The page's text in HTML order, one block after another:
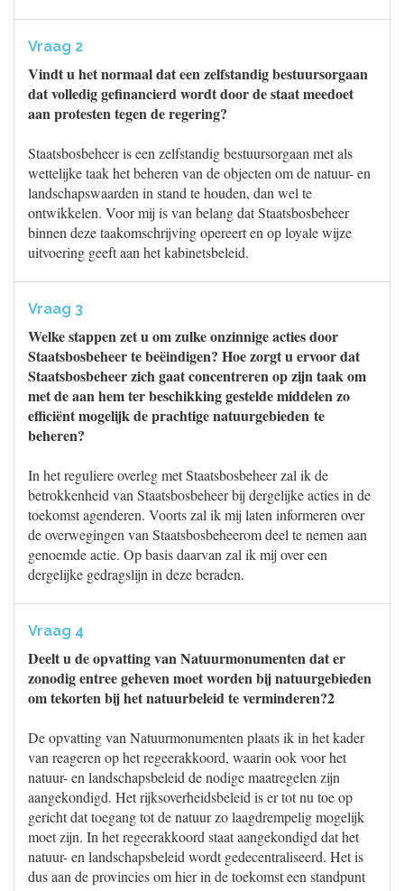
Vraag 2
Vindt u het normaal dat een zelfstandig bestuursorgaan
dat volledig gefinancierd wordt door de staat meedoet
aan protesten tegen de regering?
Staatsbosbeheer is een zelfstandig bestuursorgaan met als
wettelijke taak het beheren van de objecten om de natuur- en
landschapswaarden in stand te houden, dan wel te
ontwikkelen. Voor mij is van belang dat Staatsbosbeheer
binnen deze taakomschrijving opereert en op loyale wijze
uitvoering geeft aan het kabinetsbeleid.
Vraag 3
Welke stappen zet u om zulke onzinnige acties door
Staatsbosbeheer te beëindigen? Hoe zorgt u ervoor dat
Staatsbosbeheer zich gaat concentreren op zijn taak om
met de aan hem ter beschikking gestelde middelen zo
efficiënt mogelijk de prachtige natuurgebieden te
beheren?
In het reguliere overleg met Staatsbosbeheer zal ik de
betrokkenheid van Staatsbosbeheer bij dergelijke acties in de
toekomst agenderen. Voorts zal ik mij laten informeren over
de overwegingen van Staatsbosbeheerom deel te nemen aan
genoemde actie. Op basis daarvan zal ik mij over een
dergelijke gedragslijn in deze beraden.
Vraag 4
Deelt u de opvatting van Natuurmonumenten dat er
zonodig entree geheven moet worden bij natuurgebieden
om tekorten bij het natuurbeleid te verminderen?2
De opvatting van Natuurmonumenten plaats ik in het kader
van reageren op het regeerakkoord, waarin ook voor het
natuur- en landschapsbeleid de nodige maatregelen zijn
aangekondigd. Het rijksoverheidsbeleid is er tot nu toe op
gericht dat toegang tot de natuur zo laagdrempelig mogelijk
moet zijn. In het regeerakkoord staat aangekondigd dat het
natuur- en landschapsbeleid wordt gedecentraliseerd. Het is
dus aan de provincies om hier in de toekomst een standpunt